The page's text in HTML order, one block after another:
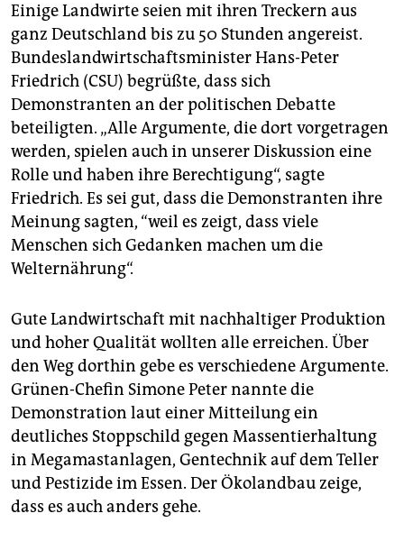
Einige Landwirte seien mit ihren Treckern aus
ganz Deutschland bis zu 50 Stunden angereist.
Bundeslandwirtschaftsminister Hans-Peter
Friedrich (CSU) begrüßte, dass sich
Demonstranten an der politischen Debatte
beteiligten. „Alle Argumente, die dort vorgetragen
werden, spielen auch in unserer Diskussion eine
Rolle und haben ihre Berechtigung“, sagte
Friedrich. Es sei gut, dass die Demonstranten ihre
Meinung sagten, “weil es zeigt, dass viele
Menschen sich Gedanken machen um die
Welternährung“.
Gute Landwirtschaft mit nachhaltiger Produktion
und hoher Qualität wollten alle erreichen. Über
den Weg dorthin gebe es verschiedene Argumente.
Grünen-Chefin Simone Peter nannte die
Demonstration laut einer Mitteilung ein
deutliches Stoppschild gegen Massentierhaltung
in Megamastanlagen, Gentechnik auf dem Teller
und Pestizide im Essen. Der Ökolandbau zeige,
dass es auch anders gehe.